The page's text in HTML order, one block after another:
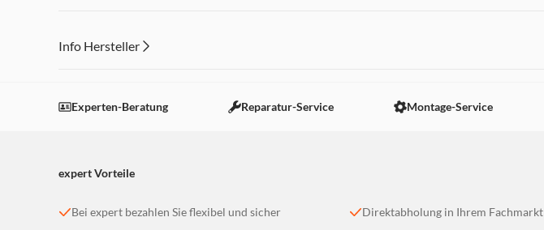
Info Hersteller
Einstellungen anpassen
Experten-Beratung Reparatur-Service Montage-Service
expert Vorteile
Bei expert bezahlen Sie flexibel und sicher
Direktabholung in Ihrem Fachmarkt